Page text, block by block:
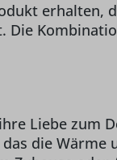
Liebe zum
die Wärme